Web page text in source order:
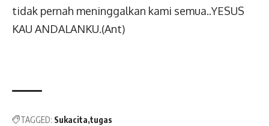
tidak pernah meninggalkan kami semua..YESUS
KAU ANDALANKU.(Ant)
TAGGED: Sukacita tugas